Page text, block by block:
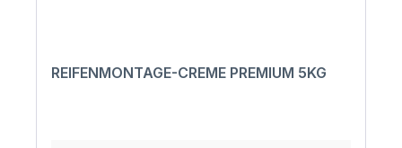
REIFENMONTAGE-CREME PREMIUM 5KG